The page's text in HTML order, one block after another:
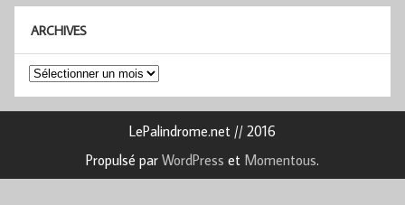
ARCHIVES
Archives
LePalindrome.net // 2016
Propulsé par WordPress et Momentous.